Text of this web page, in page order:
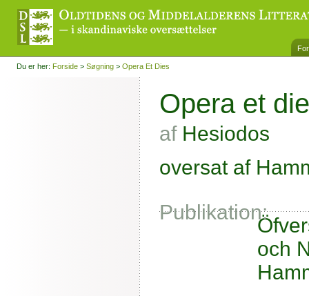
Du er her: Forside > Søgning > Opera Et Dies
Opera et
afHesiodos
oversat af
Publikation:
och